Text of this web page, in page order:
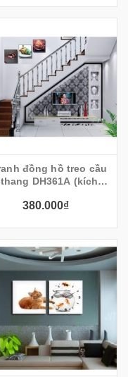
đồng hồ treo cầu
thang DH361A (kích
380.000₫